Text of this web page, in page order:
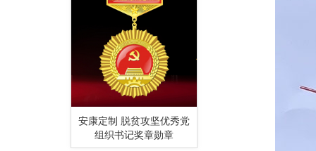
安康定制 脱贫攻坚优秀党
组织书记奖章勋章